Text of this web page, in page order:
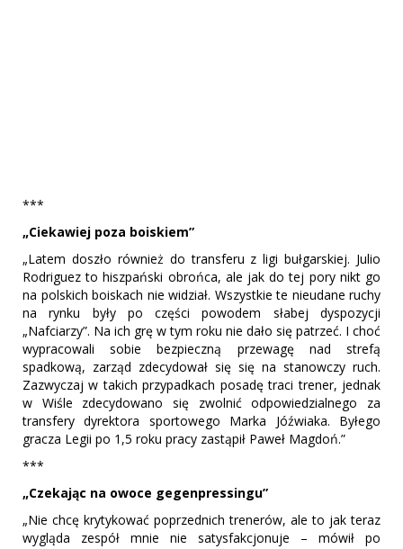
***
„Ciekawiej poza boiskiem”
„Latem doszło również do transferu z ligi bułgarskiej. Julio
Rodriguez to hiszpański obrońca, ale jak do tej pory nikt go
na polskich boiskach nie widział. Wszystkie te nieudane ruchy
na rynku były po części powodem słabej dyspozycji
„Nafciarzy”. Na ich grę w tym roku nie dało się patrzeć. I choć
wypracowali sobie bezpieczną przewagę nad strefą
spadkową, zarząd zdecydował się się na stanowczy ruch.
Zazwyczaj w takich przypadkach posadę traci trener, jednak
w Wiśle zdecydowano się zwolnić odpowiedzialnego za
transfery dyrektora sportowego Marka Jóźwiaka. Byłego
gracza Legii po 1,5 roku pracy zastąpił Paweł Magdoń.”
***
„Czekając na owoce gegenpressingu”
„Nie chcę krytykować poprzednich trenerów, ale to jak teraz
wygląda zespół mnie nie satysfakcjonuje – mówił po